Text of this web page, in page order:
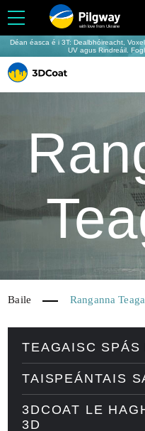
with love from Ukraine
Déan éasca é i 3T: Dealbhóireacht,
UV agus Rindreáil.
Baile Ranganna
TEAGAISC SPÁS
TAISPEÁNTAIS
3DCOAT LE
3D